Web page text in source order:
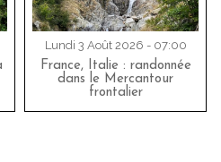
Lundi 3 Août 2026 - 07:00
France, Italie : randonnée
dans le Mercantour
frontalier